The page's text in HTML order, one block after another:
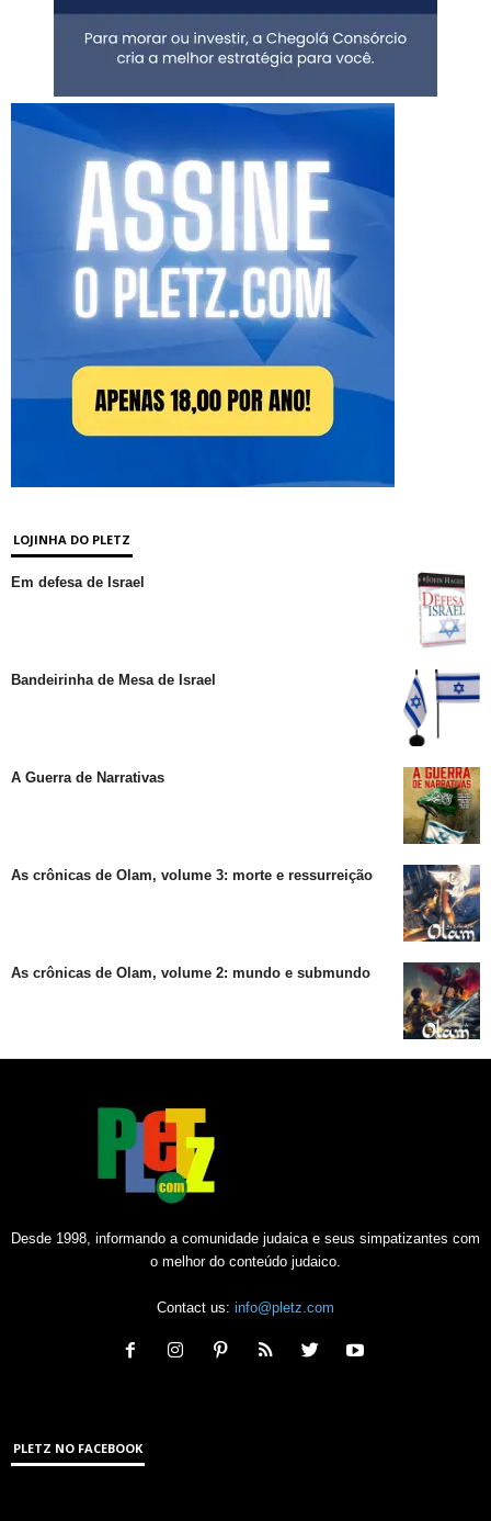
LOJINHA DO PLETZ
Em defesa de Israel
Bandeirinha de Mesa de Israel
A Guerra de Narrativas
As crônicas de Olam, volume 3: morte e ressurreição
As crônicas de Olam, volume 2: mundo e submundo
Desde 1998, informando a comunidade judaica e seus simpatizantes com
o melhor do conteúdo judaico.
Contact us: info@pletz.com
PLETZ NO FACEBOOK